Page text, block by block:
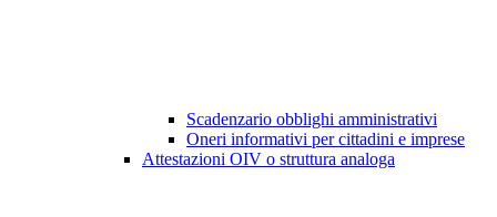
Scadenzario obblighi amministrativi
Oneri informativi per cittadini e imprese
Attestazioni OIV o struttura analoga